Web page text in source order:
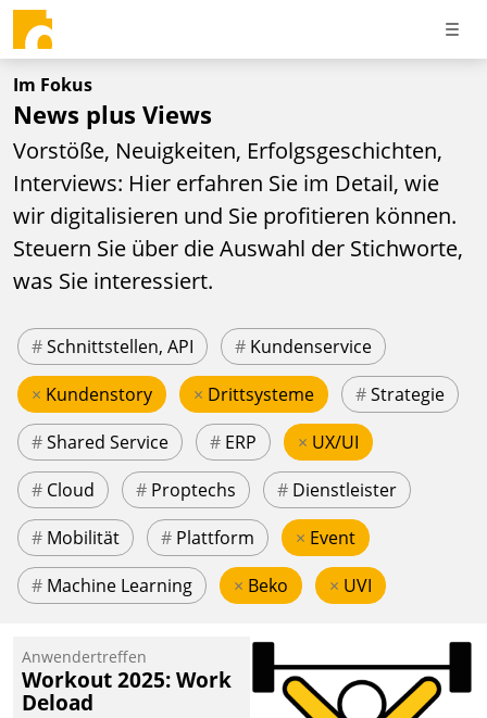
Im Fokus
News plus Views
Vorstöße, Neuigkeiten, Erfolgsgeschichten,
Interviews: Hier erfahren Sie im Detail, wie
wir digitalisieren und Sie profitieren können.
Steuern Sie über die Auswahl der Stichworte,
was Sie interessiert.
#Schnittstellen, API # Kundenservice
× Kundenstory × Drittsysteme #Strategie
#Shared Service # ERP × UX/UI
# Cloud # Proptechs # Dienstleister
# Mobilität # Plattform × Event
# Machine Learning × Beko × UVI
Anwendertreffen
Workout 2025: Work
Deload